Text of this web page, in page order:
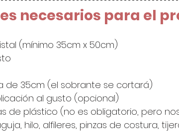
necesarios para el
(mínimo 35cm x 50cm)
de 35cm (el sobrante se cortará)
al gusto (opcional)
de plástico (no es obligatorio, pero
hilo, alfileres, pinzas de costura,